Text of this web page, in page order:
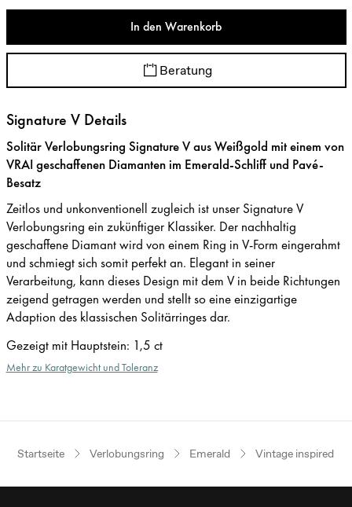
In den Warenkorb
Beratung
Signature V Details
Solitär Verlobungsring Signature V aus Weißgold mit einem von
VRAI geschaffenen Diamanten im Emerald-Schliff und Pavé-
Besatz
Zeitlos und unkonventionell zugleich ist unser Signature V
Verlobungsring ein zukünftiger Klassiker. Der nachhaltig
geschaffene Diamant wird von einem Ring in V-Form eingerahmt
und schmiegt sich somit perfekt an. Elegant in seiner
Verarbeitung, kann dieses Design mit dem V in beide Richtungen
zeigend getragen werden und stellt so eine einzigartige
Adaption des klassischen Solitärringes dar.
Gezeigt mit Hauptstein: 1,5 ct
Mehr zu Karatgewicht und Toleranz
Startseite Verlobungsring Emerald Vintage inspired